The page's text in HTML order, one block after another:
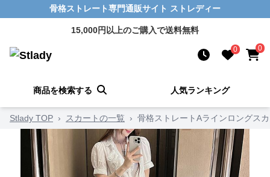
骨格ストレート専門通販サイト ストレディー
15,000円以上のご購入で送料無料
0 0
商品を検索する 人気ランキング
Stlady TOP › スカートの一覧 › 骨格ストレートAラインロングス